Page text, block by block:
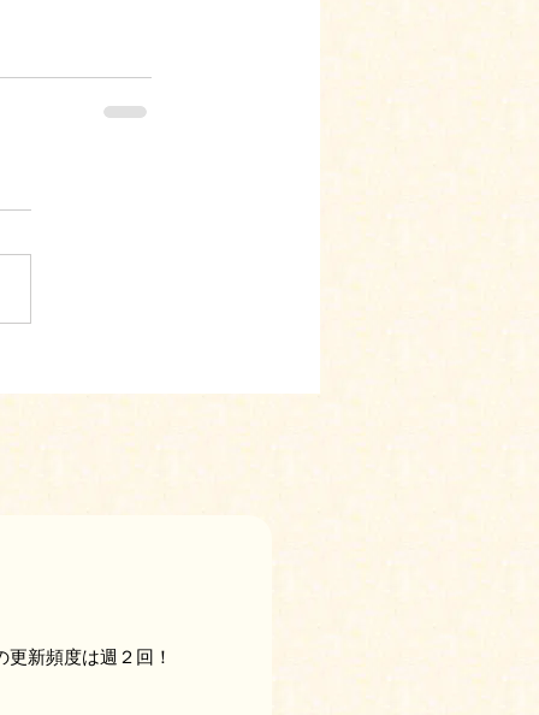
新頻度は週２回！